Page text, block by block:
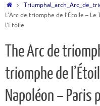
Accueil
L’Arc de triomphe de l’Étoile –
l’Etoile
The Arc de
triomphe de
Napoléon – Paris